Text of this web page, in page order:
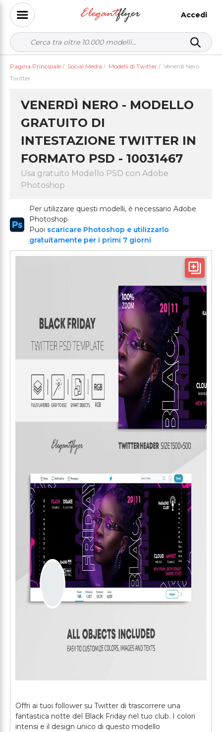
Accedi
Pagina Principale / Social Media / Modelli di Twitter / Venerdì Nero
Twitter
VENERDÌ NERO - MODELLO
GRATUITO DI
INTESTAZIONE TWITTER IN
FORMATO PSD - 10031467
Usa gratuito Modello PSD con Adobe
Photoshop
Per utilizzare questi modelli, è necessario Adobe
Photoshop
Puoi scaricare Photoshop e utilizzarlo
gratuitamente per i primi 7 giorni
Offri ai tuoi follower su Twitter di trascorrere una
fantastica notte del Black Friday nel tuo club. I colori
intensi e il design unico di questo modello